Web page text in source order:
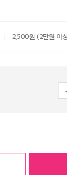
2,500원 (2만원 이